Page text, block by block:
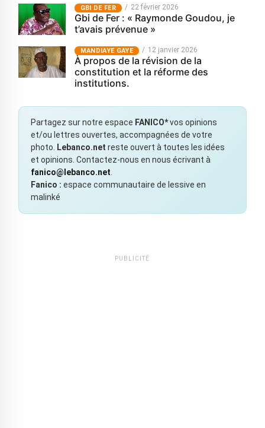
GBI DE FER 22 février 2026
Gbi de Fer : « Raymonde Goudou, je
t’avais prévenue »
MANDIAYE GAYE 12 janvier 2026
À propos de la révision de la
constitution et la réforme des
institutions.
Partagez sur notre espace FANICO*vos opinions
et/ou lettres ouvertes, accompagnées de votre
photo.
Lebanco.net reste ouvert à toutes les idées
et opinions. Contactez-nous en nous écrivant à
fanico@lebanco.net
Fanico : espace communautaire de lessive en
malinké
PUBLICITÉ